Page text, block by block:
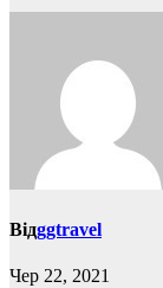
Відggtravel
Чер 22, 2021